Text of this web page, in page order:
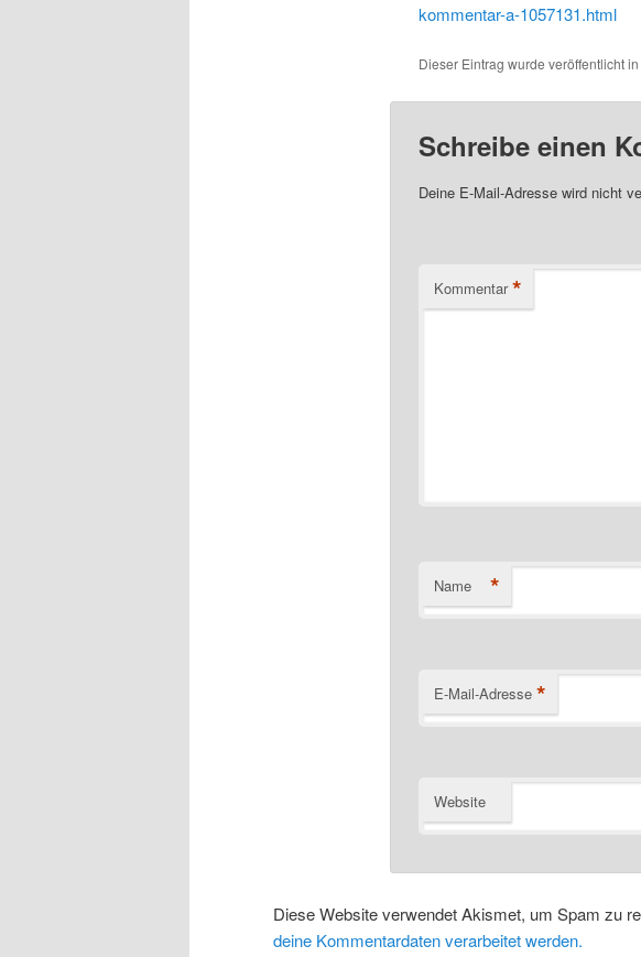
kommentar-a-1057131.html
Dieser Eintrag wurde veröffentlicht in
Schreibe einen
Deine E-Mail-Adresse wird nicht
Kommentar *
Name *
E-Mail-Adresse *
Website
Diese Website verwendet Akismet, um Spam zu
deine Kommentardaten verarbeitet werden.